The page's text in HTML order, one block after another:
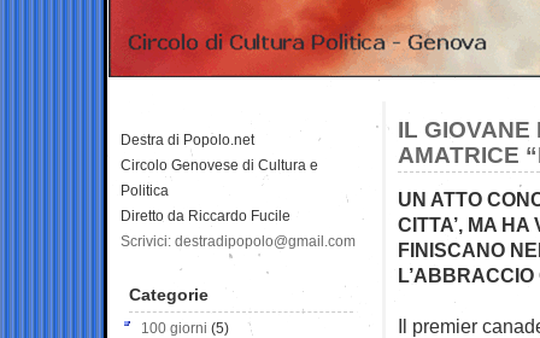
IL GIOVANE
AMATRICE
UN ATTO
CITTA’, MA
FINISCANO
Il premier
Destra di Popolo.net
Circolo Genovese di Cultura e
Politica
Diretto da Riccardo Fucile
Scrivici: destradipopolo@gmail.com
Categorie
100 giorni (5)